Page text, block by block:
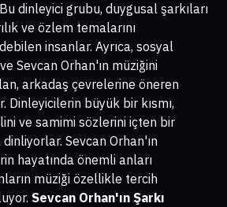
dinleyici grubu, duygusal şarkıları
ve özlem temalarını
insanlar. Ayrıca, sosyal
Sevcan Orhan'ın müziğini
arkadaş çevrelerine öneren
Dinleyicilerin büyük bir kısmı,
ve samimi sözlerini içten bir
Sevcan Orhan'ın
hayatında önemli anları
müziği özellikle tercih
Sevcan Orhan'ın Şarkı